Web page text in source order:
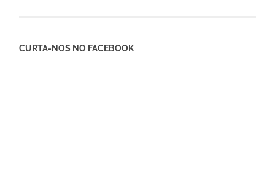
CURTA-NOS NO FACEBOOK